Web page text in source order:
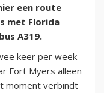
een route
met Florida
A319.
keer per week
Fort Myers alleen
moment verbindt